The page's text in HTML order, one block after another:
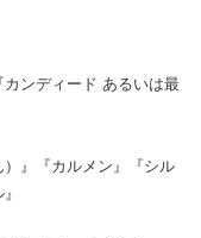
ンディード あるいは最
』『カルメン』『シル